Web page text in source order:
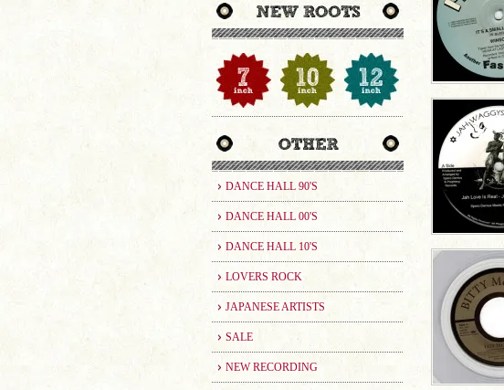
DANCE HALL 90'S
DANCE HALL 00'S
DANCE HALL 10'S
LOVERS ROCK
JAPANESE ARTISTS
SALE
NEW RECORDING